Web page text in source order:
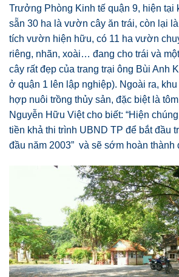
Trưởng Phòng Kinh tế quận 9, hiện tại
sẵn 30 ha là vườn cây ăn trái, còn lại
tích vườn hiện hữu, có 11 ha vườn
riêng, nhãn, xoài… đang cho trái và
cây rất đẹp của trang trại ông Bùi Anh
ở quận 1 lên lập nghiệp). Ngoài ra,
hợp nuôi trồng thủy sản, đặc biệt là
Nguyễn Hữu Việt cho biết: “Hiện
tiền khả thi trình UBND TP để bắt đầu
đầu năm 2003” và sẽ sớm hoàn thành